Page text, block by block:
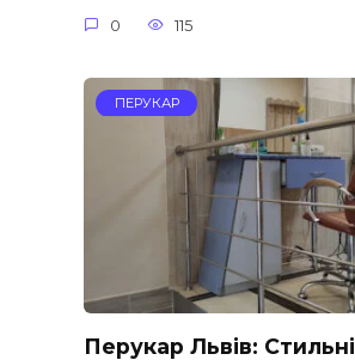
0 115
ПЕРУКАР
Перукар Львів: Стильні